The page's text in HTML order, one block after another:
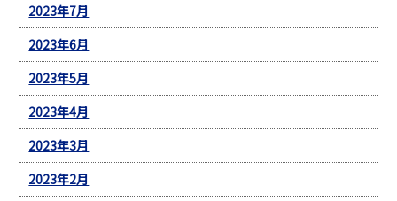
2023年7月
2023年6月
2023年5月
2023年4月
2023年3月
2023年2月